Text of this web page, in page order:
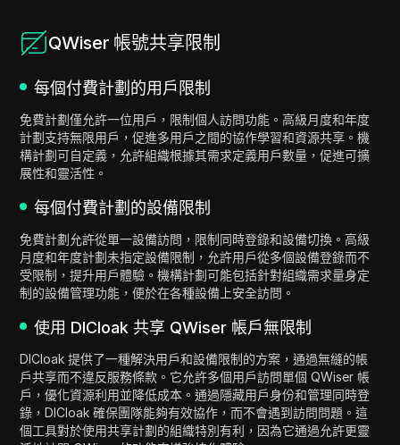
QWiser 帳號共享限制
每個付費計劃的用戶限制
免費計劃僅允許一位用戶，限制個人訪問功能。高級月度和年度
計劃支持無限用戶，促進多用戶之間的協作學習和資源共享。機
構計劃可自定義，允許組織根據其需求定義用戶數量，促進可擴
展性和靈活性。
每個付費計劃的設備限制
免費計劃允許從單一設備訪問，限制同時登錄和設備切換。高級
月度和年度計劃未指定設備限制，允許用戶從多個設備登錄而不
受限制，提升用戶體驗。機構計劃可能包括針對組織需求量身定
制的設備管理功能，便於在各種設備上安全訪問。
使用 DICloak 共享 QWiser 帳戶無限制
DICloak 提供了一種解決用戶和設備限制的方案，通過無縫的帳
戶共享而不違反服務條款。它允許多個用戶訪問單個 QWiser 帳
戶，優化資源利用並降低成本。通過隱藏用戶身份和管理同時登
錄，DICloak 確保團隊能夠有效協作，而不會遇到訪問問題。這
個工具對於使用共享計劃的組織特別有利，因為它通過允許更靈